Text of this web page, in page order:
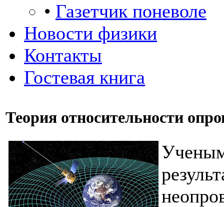
• Газетчик поневоле
Новости физики
Контакты
Гостевая книга
Теория относительности